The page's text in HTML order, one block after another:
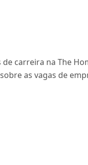
carreira na The
as vagas de